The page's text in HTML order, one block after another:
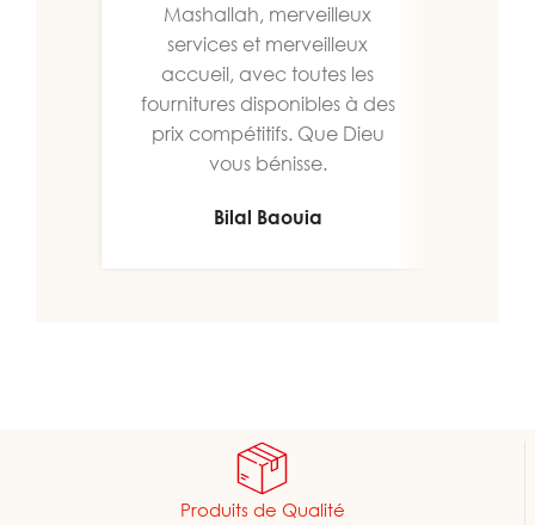
Mashallah, merveilleux
services et merveilleux
accueil, avec toutes les
fournitures disponibles à des
prix compétitifs. Que Dieu
vous bénisse.
Bilal Baouia
Produits de Qualité